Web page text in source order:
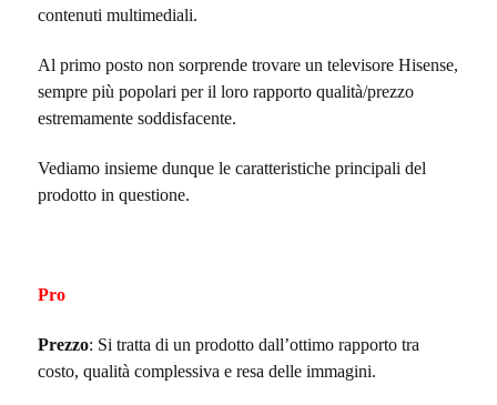
contenuti multimediali.
Al primo posto non sorprende trovare un televisore Hisense,
sempre più popolari per il loro rapporto qualità/prezzo
estremamente soddisfacente.
Vediamo insieme dunque le caratteristiche principali del
prodotto in questione.
Pro
Prezzo: Si tratta di un prodotto dall’ottimo rapporto tra
costo, qualità complessiva e resa delle immagini.